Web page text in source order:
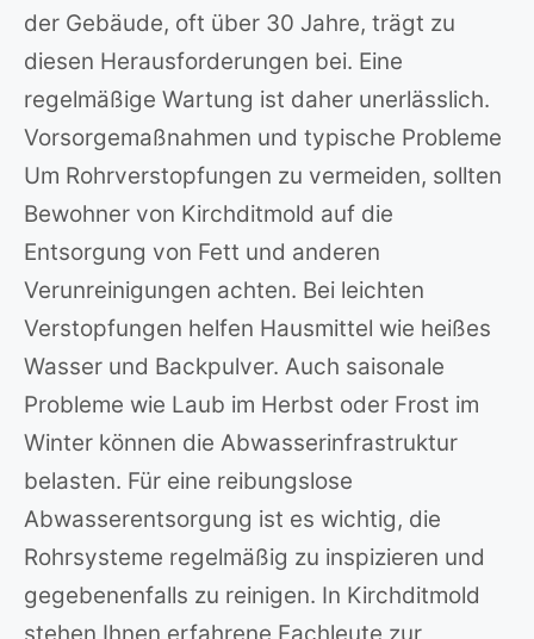
der Gebäude, oft über 30 Jahre, trägt zu
diesen Herausforderungen bei. Eine
regelmäßige Wartung ist daher unerlässlich.
Vorsorgemaßnahmen und typische Probleme
Um Rohrverstopfungen zu vermeiden, sollten
Bewohner von Kirchditmold auf die
Entsorgung von Fett und anderen
Verunreinigungen achten. Bei leichten
Verstopfungen helfen Hausmittel wie heißes
Wasser und Backpulver. Auch saisonale
Probleme wie Laub im Herbst oder Frost im
Winter können die Abwasserinfrastruktur
belasten. Für eine reibungslose
Abwasserentsorgung ist es wichtig, die
Rohrsysteme regelmäßig zu inspizieren und
gegebenenfalls zu reinigen. In Kirchditmold